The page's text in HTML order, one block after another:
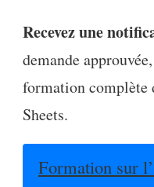
Recevez une
demande
formation complète
Sheets.
Formation sur